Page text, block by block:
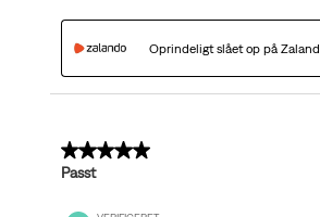
Oprindeligt slået op på
5 ud af 5 stjerner.
Passt